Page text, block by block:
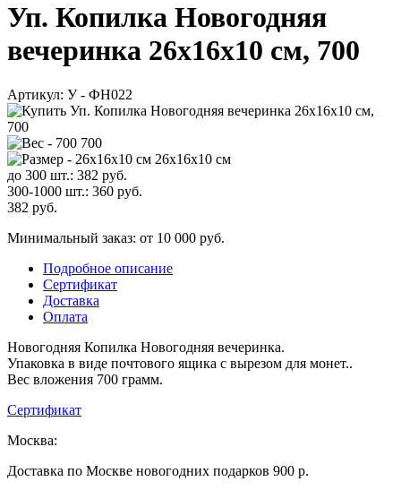
Уп. Копилка Новогодняя
вечеринка 26x16х10 см, 700
Артикул: У - ФН022
700
26x16х10 см
до 300 шт.: 382 руб.
300-1000 шт.: 360 руб.
382 руб.
Минимальный заказ: от 10 000 руб.
Подробное описание
Сертификат
Доставка
Оплата
Новогодняя Копилка Новогодняя вечеринка.
Упаковка в виде почтового ящика с вырезом для монет..
Вес вложения 700 грамм.
Сертификат
Москва:
Доставка по Москве новогодних подарков 900 р.